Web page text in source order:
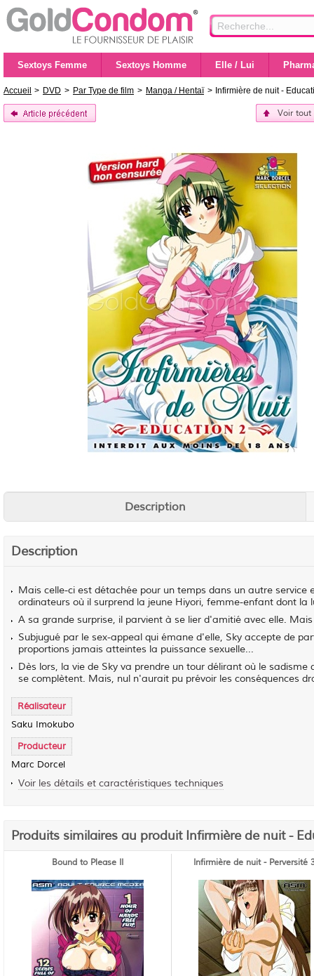
Sextoys Femme Sextoys Homme Elle / Lui
Accueil > DVD > Par Type de film > Manga / Hentaï > Infirmière de nuit -
Voir tout
Description
Description
Mais celle-ci est détachée pour un temps dans un autre
ordinateurs où il surprend la jeune Hiyori, femme-enfant dont la
A sa grande surprise, il parvient à se lier d'amitié avec elle.
Subjugué par le sex-appeal qui émane d'elle, Sky accepte de
proportions jamais atteintes la puissance sexuelle...
Dès lors, la vie de Sky va prendre un tour délirant où le
se complètent. Mais, nul n'aurait pu prévoir les conséquences
Réalisateur
Saku Imokubo
Producteur
Marc Dorcel
Voir les détails et caractéristiques techniques
Produits similaires au produit Infirmière de nuit -
Bound to Please II Infirmière de nuit - Perversité